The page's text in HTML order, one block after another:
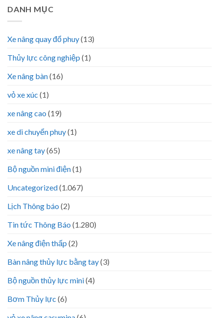
DANH MỤC
Xe nâng quay đổ phuy(13)
Thủy lực công nghiệp (1)
Xe nâng bàn(16)
vỏ xe xúc (1)
xe nâng cao (19)
xe di chuyển phuy(1)
xe nâng tay(65)
Bộ nguồn mini điện(1)
Uncategorized(1.067)
Lịch Thông báo (2)
Tin tức Thông Báo (1.280)
Xe nâng điện thấp (2)
Bàn nâng thủy lực bằng tay(3)
Bộ nguồn thủy lực mini(4)
Bơm Thủy lực (6)